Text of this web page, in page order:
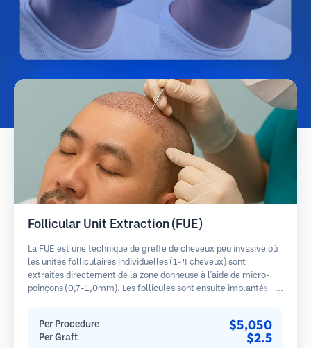
Follicular Unit Extraction (FUE)
La FUE est une technique de greffe de cheveux peu invasive où
les unités folliculaires individuelles (1-4 cheveux) sont
extraites directement de la zone donneuse à l'aide de micro-
poinçons (0,7-1,0mm). Les follicules sont ensuite implantés
guérison plus rapide par rapport aux méthodes de prélèvement
en bandelette.
Per Procedure $5,050
Per Graft $2.5